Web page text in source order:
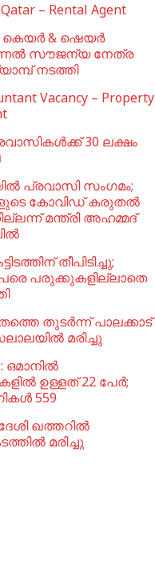
Qatar – Rental Agent
കെയർ & ഷെയർ
സൗജന്യ നേത്ര
നടത്തി
Vacancy – Property
30 ലക്ഷം
പ്രവാസി സംഗമം;
കോവിഡ് കരുതൽ
മന്ത്രി അഹമ്മദ്
തീപിടിച്ചു;
പരുക്കുകളില്ലാതെ
തുടർന്ന് പാലക്കാട്
മരിച്ചു
ഒമാനിൽ
ഉള്ളത് 22 പേര്‍;
559
ഖത്തറിൽ
മരിച്ചു